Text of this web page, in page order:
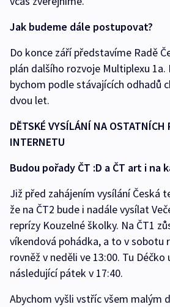
Jak budeme dále postupovat?
Do konce září představíme Radě
plán dalšího rozvoje Multiplexu
bychom podle stávajících odhadů
dvou let.
DĚTSKÉ VYSÍLÁNÍ NA OSTATNÍCH
INTERNETU
Budou pořady ČT :D a ČT art i na
Již před zahájením vysílání Česká
že na ČT2 bude i nadále vysílat
reprízy Kouzelné školky. Na ČT1
víkendová pohádka, a to v sobotu
rovněž v neděli ve 13:00. Tu Déčko
následující pátek v 17:40.
Abychom vyšli vstříc všem malým